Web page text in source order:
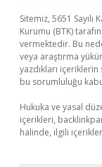
Sitemiz, 5651
Kurumu (BTK)
vermektedir. Bu
veya araştırma
yazdıkları
bu sorumluluğu
Hukuka ve yasal
içerikleri,
halinde, ilgili